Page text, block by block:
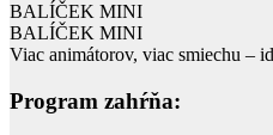
BALÍČEK MINI
BALÍČEK MINI
Viac animátorov, viac smiechu –
Program zahŕňa: